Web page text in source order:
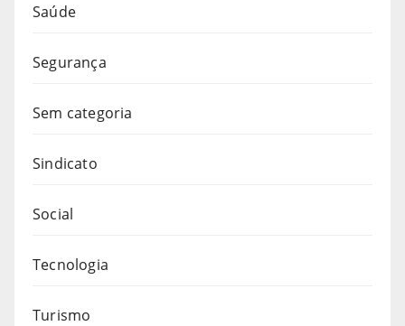
Saúde
Segurança
Sem categoria
Sindicato
Social
Tecnologia
Turismo